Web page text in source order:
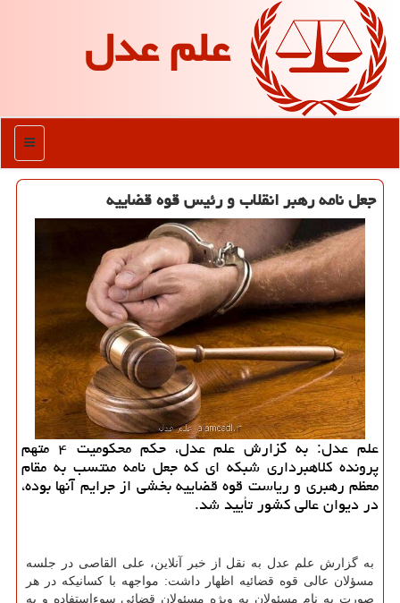
علم عدل
منو
جعل نامه رهبر انقلاب و رئیس قوه قضاییه
علم عدل: به گزارش علم عدل، حکم محکومیت ۴ متهم
پرونده کلاهبرداری شبکه ای که جعل نامه منتسب به مقام
معظم رهبری و ریاست قوه قضاییه بخشی از جرایم آنها بوده،
در دیوان عالی کشور تأیید شد.
به گزارش علم عدل به نقل از خبر آنلاین، علی القاصی در جلسه
مسؤلان عالی قوه قضائیه اظهار داشت: مواجهه با کسانیکه در هر
صورت به نام مسئولان به ویژه مسئولان قضائی سوءاستفاده و به